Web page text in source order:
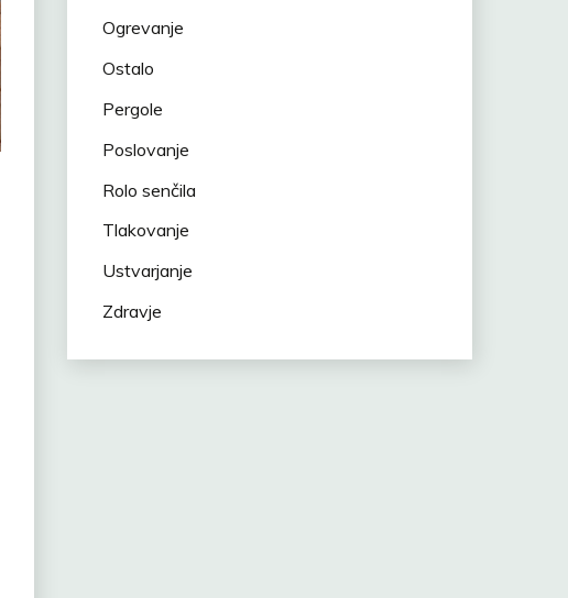
Ogrevanje
Ostalo
Pergole
Poslovanje
Rolo senčila
Tlakovanje
Ustvarjanje
Zdravje